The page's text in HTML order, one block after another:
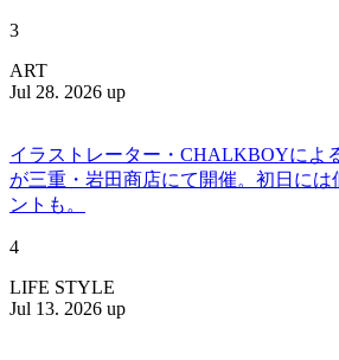
3
ART
Jul 28. 2026 up
イラストレーター・CHALKBOYによる
が三重・岩田商店にて開催。初日に
ントも。
4
LIFE STYLE
Jul 13. 2026 up